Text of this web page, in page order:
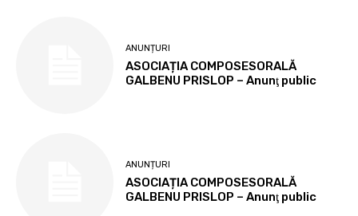
ANUNȚURI
ASOCIAȚIA COMPOSESORALĂ
GALBENU PRISLOP – Anunţ public
ANUNȚURI
ASOCIAȚIA COMPOSESORALĂ
GALBENU PRISLOP – Anunţ public